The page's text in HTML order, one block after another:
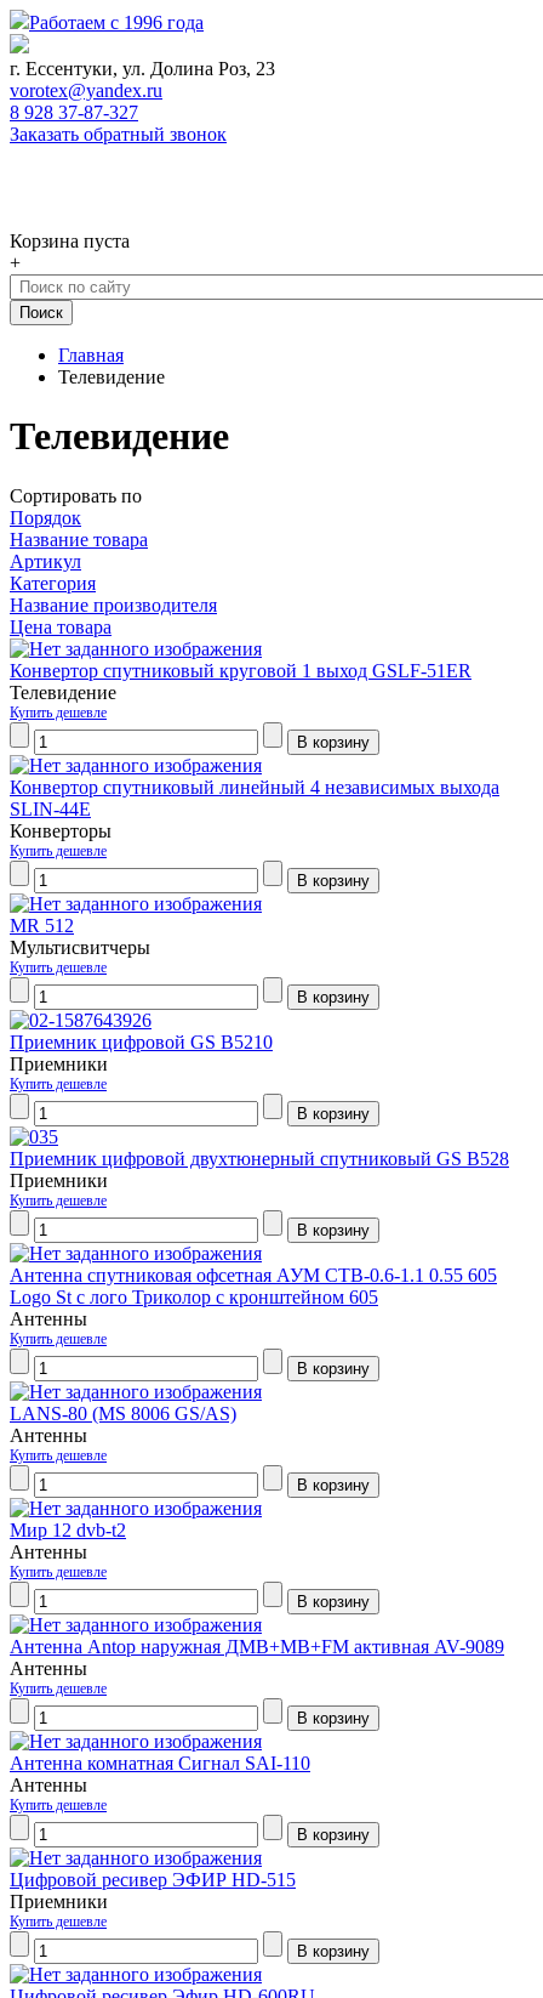
Работаем с 1996 года
г. Ессентуки, ул. Долина Роз, 23
vorotex@yandex.ru
8 928 37-87-327
Заказать обратный звонок
Корзина пуста
+
Главная
Телевидение
Телевидение
Сортировать по
Порядок
Название товара
Артикул
Категория
Название производителя
Цена товара
Конвертор спутниковый круговой 1 выход GSLF-51ER
Телевидение
Купить дешевле
Конвертор спутниковый линейный 4 независимых выхода
SLIN-44E
Конверторы
Купить дешевле
MR 512
Мультисвитчеры
Купить дешевле
Приемник цифровой GS В5210
Приемники
Купить дешевле
Приемник цифровой двухтюнерный спутниковый GS B528
Приемники
Купить дешевле
Антенна спутниковая офсетная АУМ CTB-0.6-1.1 0.55 605
Logo St с лого Триколор с кронштейном 605
Антенны
Купить дешевле
LANS-80 (MS 8006 GS/AS)
Антенны
Купить дешевле
Мир 12 dvb-t2
Антенны
Купить дешевле
Антенна Antop наружная ДМВ+МВ+FM активная AV-9089
Антенны
Купить дешевле
Антенна комнатная Сигнал SAI-110
Антенны
Купить дешевле
Цифровой ресивер ЭФИР HD-515
Приемники
Купить дешевле